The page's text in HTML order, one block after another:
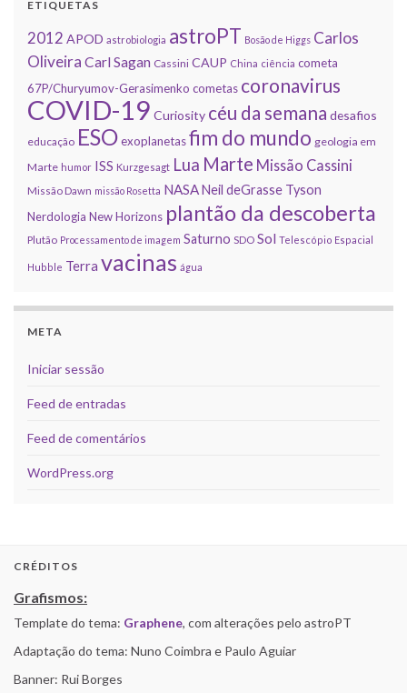
ETIQUETAS
2012 APOD astrobiologia astroPT Bosão de Higgs Carlos
Oliveira Carl Sagan Cassini CAUP China ciência cometa
67P/Churyumov-Gerasimenko cometas coronavirus
COVID-19 Curiosity céu da semana desafios
educação ESOexoplanetasfim do mundo geologia em
Marte humor ISS Kurzgesagt Lua Marte Missão Cassini
Missão Dawn missão Rosetta NASANeil deGrasse Tyson
Nerdologia New Horizons plantão da descoberta
Plutão Processamento de imagem Saturno SDO Sol Telescópio Espacial
Hubble Terra vacinas água
META
Iniciar sessão
Feed de entradas
Feed de comentários
WordPress.org
CRÉDITOS
Grafismos:
Template do tema: Graphene, com alterações pelo astroPT
Adaptação do tema: Nuno Coimbra e Paulo Aguiar
Banner: Rui Borges